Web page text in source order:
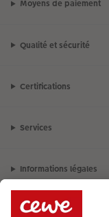
Moyens de paiement
Qualité et sécurité
Certifications
Services
Informations légales
Assortiment